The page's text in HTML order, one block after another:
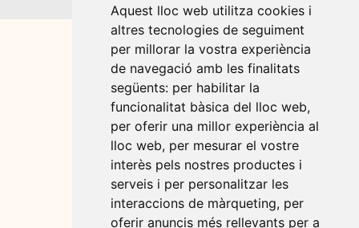
Aquest lloc web utilitza cookies i
altres tecnologies de seguiment
per millorar la vostra experiència
de navegació amb les finalitats
següents: per habilitar la
funcionalitat bàsica del lloc web,
per oferir una millor experiència al
lloc web, per mesurar el vostre
interès pels nostres productes i
serveis i per personalitzar les
interaccions de màrqueting, per
oferir anuncis més rellevants per a
satisfacciones. Para que me conozcáis un poquito más os
diré que soy mamá de dos niños (hasta hace 4 años no sabía
lo que era la intensidad), soy pareja (de Miquel), soy hija, soy
hermana, soy "madrina", intento ser amiga y muchas cosas
más. Soy muy autoexigente e impaciente, demasiado, pero
lo estoy trabajando. Soy sensible, cariñosa, agradecida y me
gusta cuidar (y que me cuiden, que es mucho más difícil). El
coworking me da el equilibrio perfecto entre mi vida personal
y profesional. Y, por hoy, no me alargaré más. Gracias por dar
sentido a "todo esto". Por cierto, la foto me la hizo mi hijo
mayor en una de esas tardes de domingo que preparamos el
coworking para la semana. Y, evidentemente, no me puede